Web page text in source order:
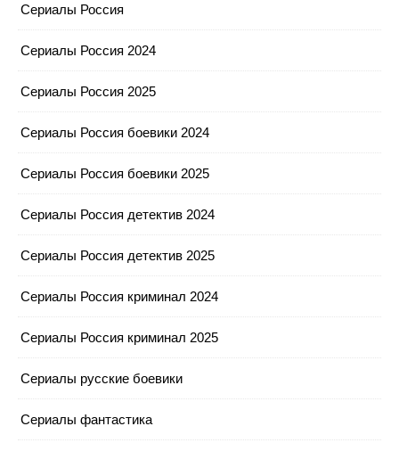
Сериалы Россия
Сериалы Россия 2024
Сериалы Россия 2025
Сериалы Россия боевики 2024
Сериалы Россия боевики 2025
Сериалы Россия детектив 2024
Сериалы Россия детектив 2025
Сериалы Россия криминал 2024
Сериалы Россия криминал 2025
Сериалы русские боевики
Сериалы фантастика